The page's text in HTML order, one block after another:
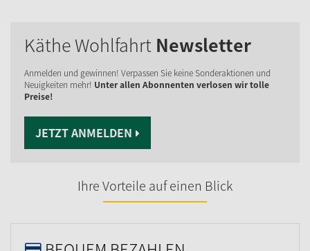
Käthe Wohlfahrt Newsletter
Anmelden und gewinnen! Verpassen Sie keine Sonderaktionen und
Neuigkeiten mehr! Unter allen Abonnenten verlosen wir tolle
Preise!
JETZT ANMELDEN
Ihre Vorteile auf einen Blick